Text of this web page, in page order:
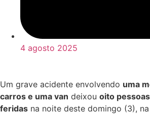
4 agosto 2025
Um grave acidente envolvendo uma
carros e uma van deixou oito
feridas na noite deste domingo (3), na